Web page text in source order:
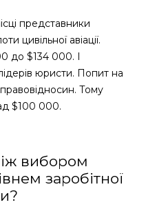
представники
цивільної авіації.
до $134 000. І
юристи. Попит на
Тому
$100 000.
вибором
заробітної